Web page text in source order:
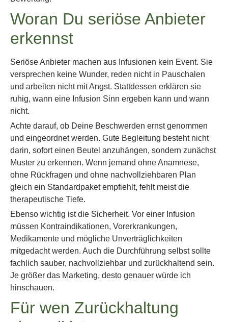
Woran Du seriöse Anbieter
erkennst
Seriöse Anbieter machen aus Infusionen kein Event. Sie
versprechen keine Wunder, reden nicht in Pauschalen
und arbeiten nicht mit Angst. Stattdessen erklären sie
ruhig, wann eine Infusion Sinn ergeben kann und wann
nicht.
Achte darauf, ob Deine Beschwerden ernst genommen
und eingeordnet werden. Gute Begleitung besteht nicht
darin, sofort einen Beutel anzuhängen, sondern zunächst
Muster zu erkennen. Wenn jemand ohne Anamnese,
ohne Rückfragen und ohne nachvollziehbaren Plan
gleich ein Standardpaket empfiehlt, fehlt meist die
therapeutische Tiefe.
Ebenso wichtig ist die Sicherheit. Vor einer Infusion
müssen Kontraindikationen, Vorerkrankungen,
Medikamente und mögliche Unverträglichkeiten
mitgedacht werden. Auch die Durchführung selbst sollte
fachlich sauber, nachvollziehbar und zurückhaltend sein.
Je größer das Marketing, desto genauer würde ich
hinschauen.
Für wen Zurückhaltung